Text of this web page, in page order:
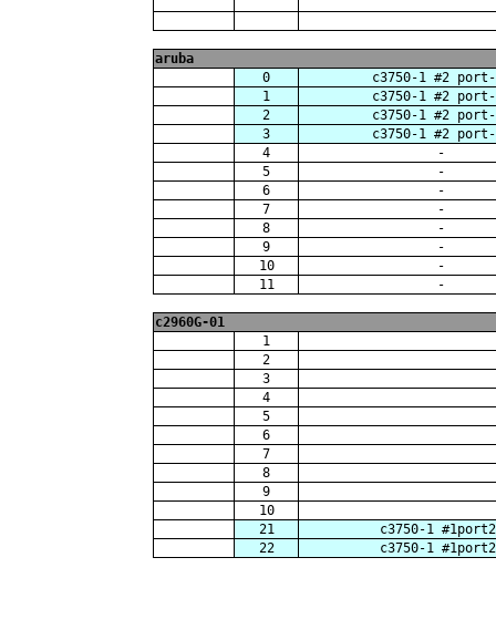
aruba
0
c3750-1 #2 port-
1
c3750-1 #2 port-
2
c3750-1 #2 port-
3
c3750-1 #2 port-
4
-
5
-
6
-
7
-
8
-
9
-
10
-
11
-
c2960G-01
1
2
3
4
5
6
7
8
9
10
21
c3750-1
22
c3750-1